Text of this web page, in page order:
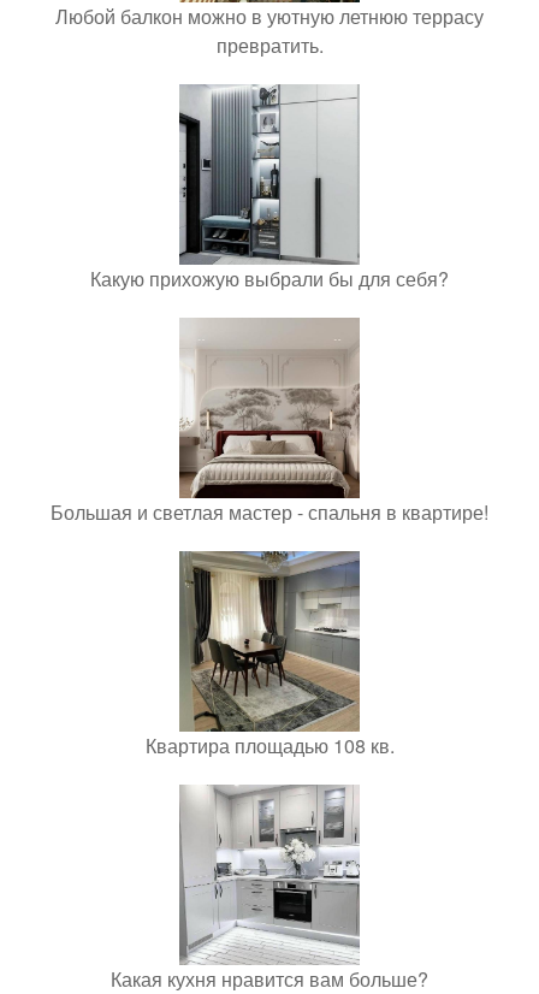
Любой балкон можно в уютную летнюю террасу
превратить.
Какую прихожую выбрали бы для себя?
Большая и светлая мастер - спальня в квартире!
Квартира площадью 108 кв.
Какая кухня нравится вам больше?